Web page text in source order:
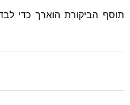
תוסף הביקורת הוארך כדי